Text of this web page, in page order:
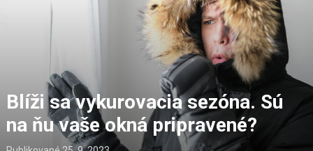
Blíži sa vykurovacia sezóna. Sú
na ňu vaše okná pripravené?